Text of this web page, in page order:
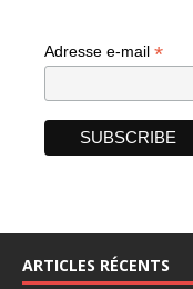
Adresse e-mail *
ARTICLES RÉCENTS